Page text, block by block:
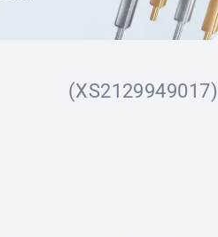
(XS2129949017)